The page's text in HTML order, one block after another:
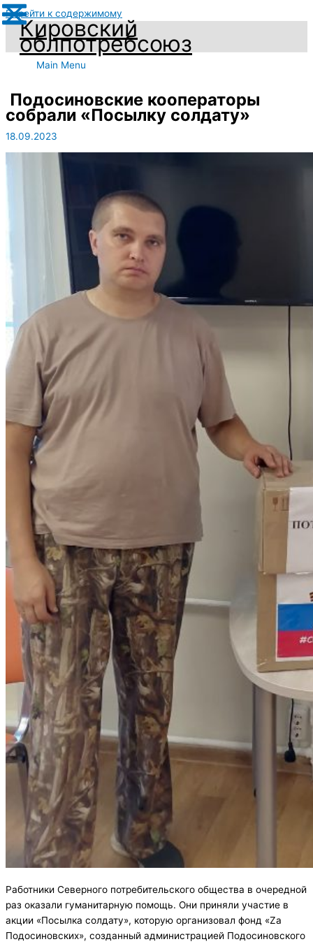
Перейти к содержимому
Кировский
облпотребсоюз
Main Menu
Подосиновские кооператоры
собрали «Посылку солдату»
18.09.2023
Работники Северного потребительского общества в очередной
раз оказали гуманитарную помощь. Они приняли участие в
акции «Посылка солдату», которую организовал фонд «Zа
Подосиновских», созданный администрацией Подосиновского